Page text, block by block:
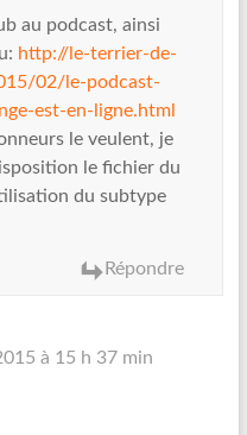
au podcast, ainsi
http://le-terrier-de-
02/le-podcast-
est-en-ligne.html
le veulent, je
le fichier du
du subtype
Répondre
à 15 h 37 min